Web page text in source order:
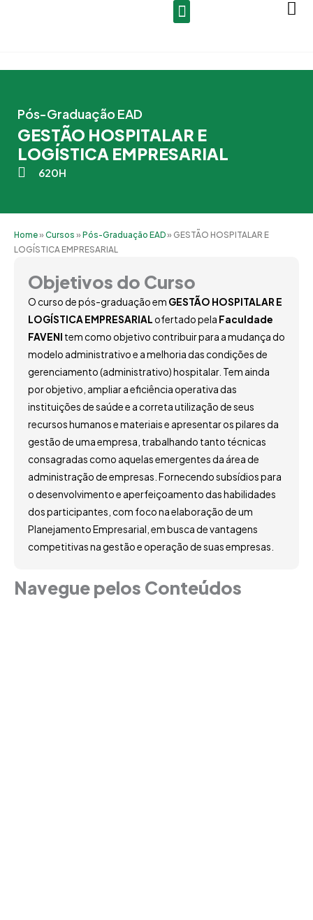
Pós-Graduação EAD
GESTÃO HOSPITALAR E
LOGÍSTICA EMPRESARIAL
620H
Home»Cursos »Pós-Graduação EAD» GESTÃO HOSPITALAR E
LOGÍSTICA EMPRESARIAL
Objetivos do Curso
O curso de pós-graduação em GESTÃO HOSPITALAR E
LOGÍSTICA EMPRESARIAL ofertado pela Faculdade
FAVENI tem como objetivo contribuir para a mudança do
modelo administrativo e a melhoria das condições de
gerenciamento (administrativo) hospitalar. Tem ainda
por objetivo, ampliar a eficiência operativa das
instituições de saúde e a correta utilização de seus
recursos humanos e materiais e apresentar os pilares da
gestão de uma empresa, trabalhando tanto técnicas
consagradas como aquelas emergentes da área de
administração de empresas. Fornecendo subsídios para
o desenvolvimento e aperfeiçoamento das habilidades
dos participantes, com foco na elaboração de um
Planejamento Empresarial, em busca de vantagens
competitivas na gestão e operação de suas empresas.
Navegue pelos Conteúdos